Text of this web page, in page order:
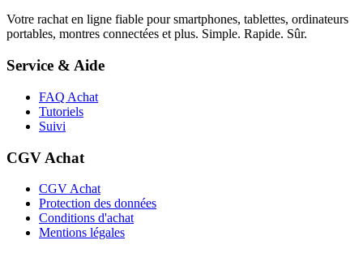
Votre rachat en ligne fiable pour smartphones, tablettes, ordinateurs
portables, montres connectées et plus. Simple. Rapide. Sûr.
Service & Aide
FAQ Achat
Tutoriels
Suivi
CGV Achat
CGV Achat
Protection des données
Conditions d'achat
Mentions légales